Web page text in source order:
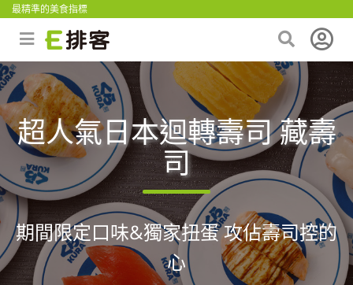
最精準的美食指標
超人氣日本迴轉壽司 藏壽
司
期間限定口味&獨家扭蛋 攻佔壽司控的
心